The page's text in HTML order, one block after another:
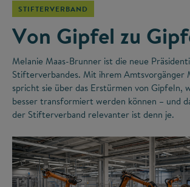
STIFTERVERBAND
Von Gipfel zu
Melanie Maas-Brunner ist die neue
Stifterverbandes. Mit ihrem Amtsvorgänger
spricht sie über das Erstürmen von Gipfeln,
besser transformiert werden können – und
der Stifterverband relevanter ist denn je.